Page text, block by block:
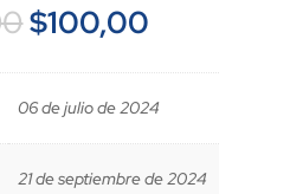
El
precio
original
era:
$600,00.
$100,00
actual
es:
06 de julio de 2024
21 de septiembre de 2024